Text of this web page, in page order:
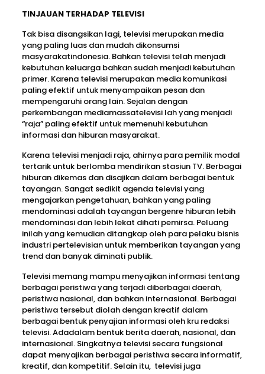
TINJAUAN TERHADAP TELEVISI
Tak bisa disangsikan lagi, televisi merupakan media
yang paling luas dan mudah dikonsumsi
masyarakatindonesia. Bahkan televisi telah menjadi
kebutuhan keluarga bahkan sudah menjadi kebutuhan
primer. Karena televisi merupakan media komunikasi
paling efektif untuk menyampaikan pesan dan
mempengaruhi orang lain. Sejalan dengan
perkembangan mediamassatelevisi lah yang menjadi
“raja” paling efektif untuk memenuhi kebutuhan
informasi dan hiburan masyarakat.
Karena televisi menjadi raja, ahirnya para pemilik modal
tertarik untuk berlomba mendirikan stasiun TV. Berbagai
hiburan dikemas dan disajikan dalam berbagai bentuk
tayangan. Sangat sedikit agenda televisi yang
mengajarkan pengetahuan, bahkan yang paling
mendominasi adalah tayangan bergenre hiburan lebih
mendominasi dan lebih lekat dihati pemirsa. Peluang
inilah yang kemudian ditangkap oleh para pelaku bisnis
industri pertelevisian untuk memberikan tayangan yang
trend dan banyak diminati publik.
Televisi memang mampu menyajikan informasi tentang
berbagai peristiwa yang terjadi diberbagai daerah,
peristiwa nasional, dan bahkan internasional. Berbagai
peristiwa tersebut diolah dengan kreatif dalam
berbagai bentuk penyajian informasi oleh kru redaksi
televisi. Adadalam bentuk berita daerah, nasional, dan
internasional. Singkatnya televisi secara fungsional
dapat menyajikan berbagai peristiwa secara informatif,
kreatif, dan kompetitif. Selain itu, televisi juga